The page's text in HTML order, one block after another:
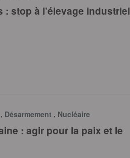
: stop à l’élevage industriel
Désarmement , Nucléaire
: agir pour la paix et le